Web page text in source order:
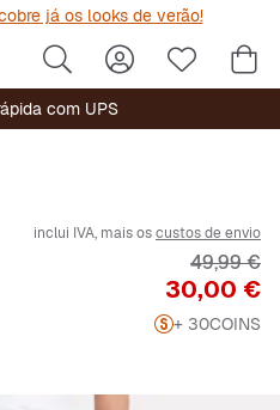
já os looks de verão!
com UPS
inclui IVA, mais oscustos de envio
Preço
30,00 €
Preço
49,99 €
+ 30COINS